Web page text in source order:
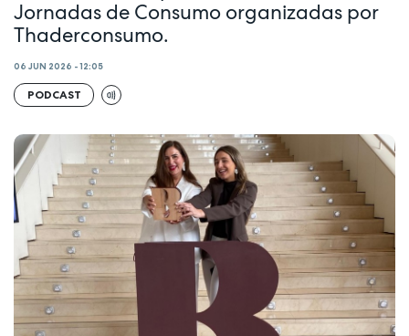
Jornadas de Consumo organizadas por
Thaderconsumo.
06 JUN 2026 - 12:05
PODCAST